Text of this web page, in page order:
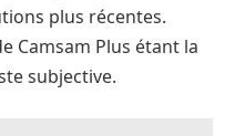
plus récentes.
Camsam Plus étant la
subjective.